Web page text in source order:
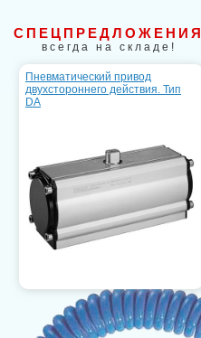
СПЕЦПРЕДЛОЖЕНИЯ
всегда на складе!
Пневматический привод
двухстороннего действия. Тип
DA